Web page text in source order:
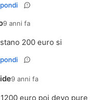
9 anni fa
200 euro si
9 anni fa
euro poi devo pure